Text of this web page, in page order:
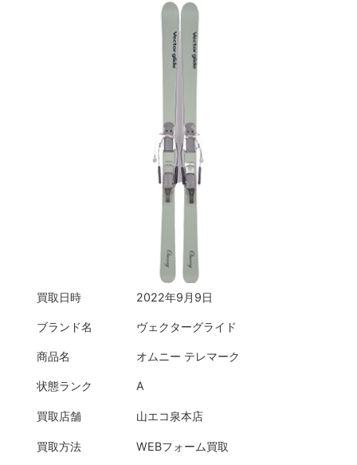
買取日時 2022年9月9日
ブランド名 ヴェクターグライド
商品名 オムニー テレマーク
状態ランク A
買取店舗 山エコ泉本店
買取方法 WEBフォーム買取